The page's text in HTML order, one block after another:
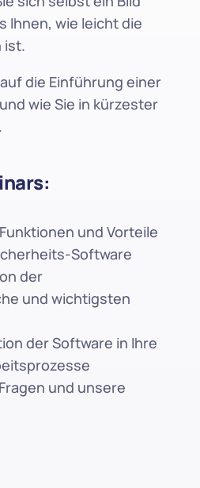
Ihnen, wie leicht die
ist.
die Einführung einer
wie Sie in kürzester
und Vorteile
Software
der
und wichtigsten
der Software in Ihre
und unsere